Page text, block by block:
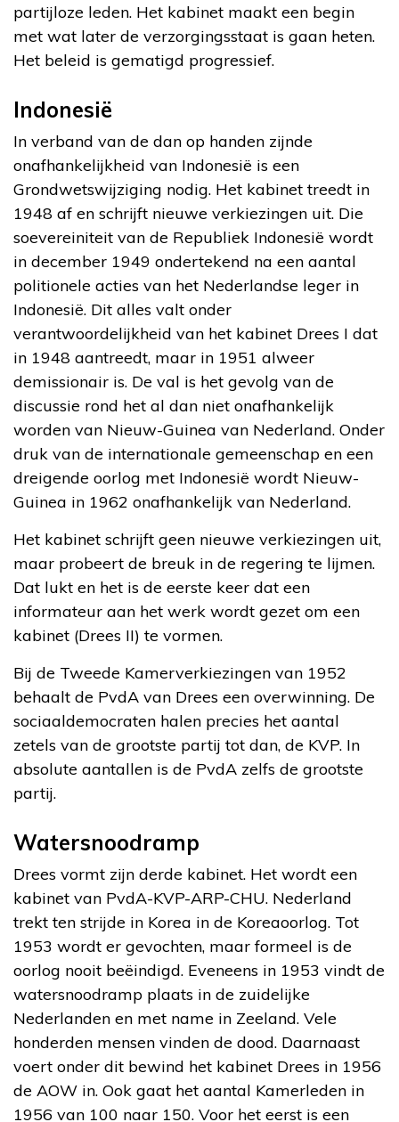
partijloze leden. Het kabinet maakt een begin
met wat later de verzorgingsstaat is gaan heten.
Het beleid is gematigd progressief.
Indonesië
In verband van de dan op handen zijnde
onafhankelijkheid van Indonesië is een
Grondwetswijziging nodig. Het kabinet treedt in
1948 af en schrijft nieuwe verkiezingen uit. Die
soevereiniteit van de Republiek Indonesië wordt
in december 1949 ondertekend na een aantal
politionele acties van het Nederlandse leger in
Indonesië. Dit alles valt onder
verantwoordelijkheid van het kabinet Drees I dat
in 1948 aantreedt, maar in 1951 alweer
demissionair is. De val is het gevolg van de
discussie rond het al dan niet onafhankelijk
worden van Nieuw-Guinea van Nederland. Onder
druk van de internationale gemeenschap en een
dreigende oorlog met Indonesië wordt Nieuw-
Guinea in 1962 onafhankelijk van Nederland.
Het kabinet schrijft geen nieuwe verkiezingen uit,
maar probeert de breuk in de regering te lijmen.
Dat lukt en het is de eerste keer dat een
informateur aan het werk wordt gezet om een
kabinet (Drees II) te vormen.
Bij de Tweede Kamerverkiezingen van 1952
behaalt de PvdA van Drees een overwinning. De
sociaaldemocraten halen precies het aantal
zetels van de grootste partij tot dan, de KVP. In
absolute aantallen is de PvdA zelfs de grootste
partij.
Watersnoodramp
Drees vormt zijn derde kabinet. Het wordt een
kabinet van PvdA-KVP-ARP-CHU. Nederland
trekt ten strijde in Korea in de Koreaoorlog. Tot
1953 wordt er gevochten, maar formeel is de
oorlog nooit beëindigd. Eveneens in 1953 vindt de
watersnoodramp plaats in de zuidelijke
Nederlanden en met name in Zeeland. Vele
honderden mensen vinden de dood. Daarnaast
voert onder dit bewind het kabinet Drees in 1956
de AOW in. Ook gaat het aantal Kamerleden in
1956 van 100 naar 150. Voor het eerst is een